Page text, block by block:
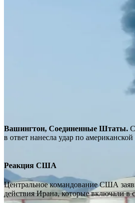
Вашингтон, Соединенные Штаты.
в ответ нанесла удар по
Реакция США
Центральное командование США
действия Ирана, которые включали